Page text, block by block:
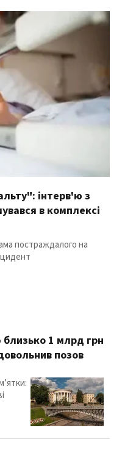
інтерв'ю з
в комплексі
постраждалого на
1 млрд грн
позов